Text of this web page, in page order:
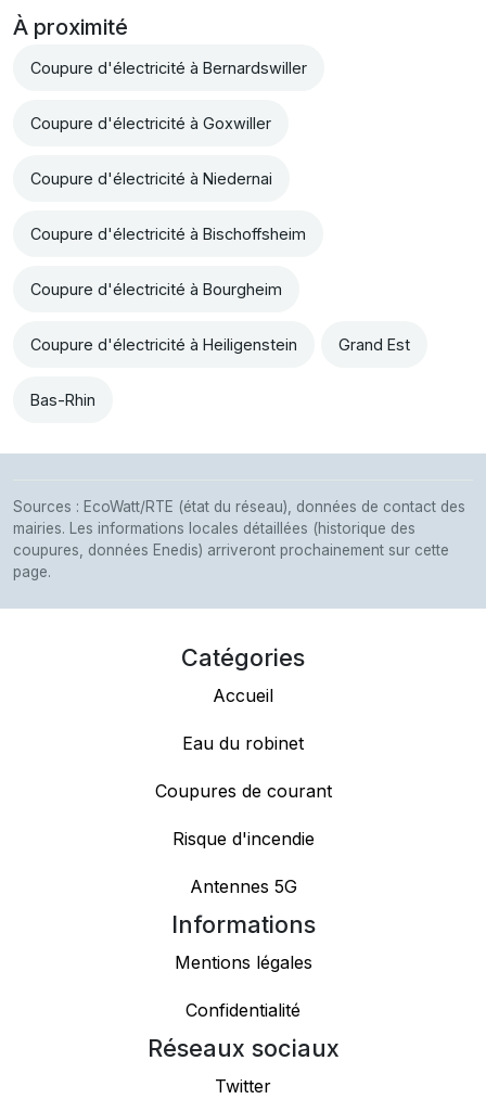
À proximité
Coupure d'électricité à Bernardswiller
Coupure d'électricité à Goxwiller
Coupure d'électricité à Niedernai
Coupure d'électricité à Bischoffsheim
Coupure d'électricité à Bourgheim
Coupure d'électricité à Heiligenstein Grand Est
Bas-Rhin
Sources : EcoWatt/RTE (état du réseau), données de contact des
mairies. Les informations locales détaillées (historique des
coupures, données Enedis) arriveront prochainement sur cette
page.
Catégories
Accueil
Eau du robinet
Coupures de courant
Risque d'incendie
Antennes 5G
Informations
Mentions légales
Confidentialité
Réseaux sociaux
Twitter